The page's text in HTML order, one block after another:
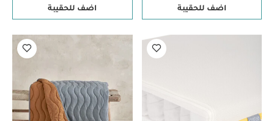
اضف للحقيبة اضف للحقيبة